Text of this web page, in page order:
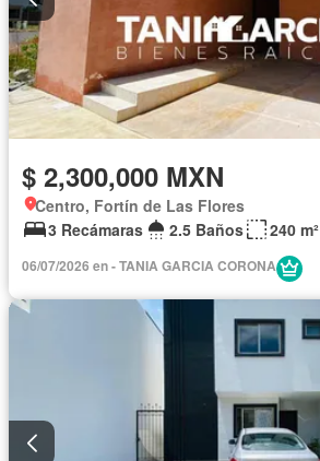
$ 2,300,000 MXN
Centro, Fortín de Las Flores
3 Recámaras
2.5 Baños 240 m²
06/07/2026 en - TANIA GARCIA CORONA